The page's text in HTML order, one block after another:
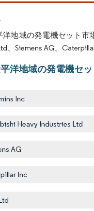
洋地域の発電機セット市
、Siemens AG、
洋地域の発電機セ
Inc
Heavy Industries Ltd
AG
Inc